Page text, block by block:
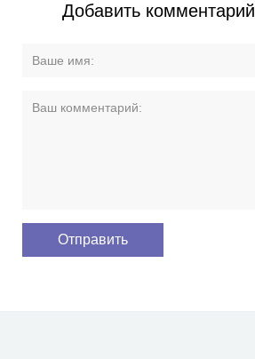
Добавить комментарий